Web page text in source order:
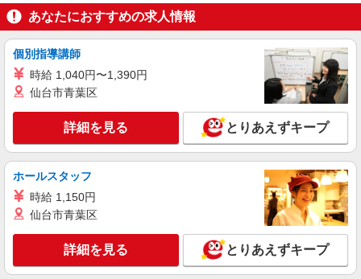
あなたにおすすめの求人情報
個別指導講師
時給 1,040円〜1,390円
仙台市青葉区
詳細を見る とりあえずキープ
ホールスタッフ
時給 1,150円
仙台市青葉区
詳細を見る とりあえずキープ